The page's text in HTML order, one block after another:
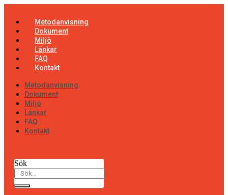
innehåll
Metodanvisning
Dokument
Miljö
Länkar
FAQ
Kontakt
Metodanvisning
Dokument
Miljö
Länkar
FAQ
Kontakt
Sök